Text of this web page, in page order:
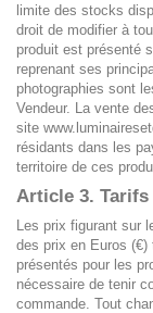
limite des stocks
droit de modifier à
produit est présenté
reprenant ses
photographies sont
Vendeur. La vente
site
résidants dans les
territoire de ces
Article 3. Tarifs
Les prix figurant sur
des prix en Euros
présentés pour les
nécessaire de tenir
commande. Tout